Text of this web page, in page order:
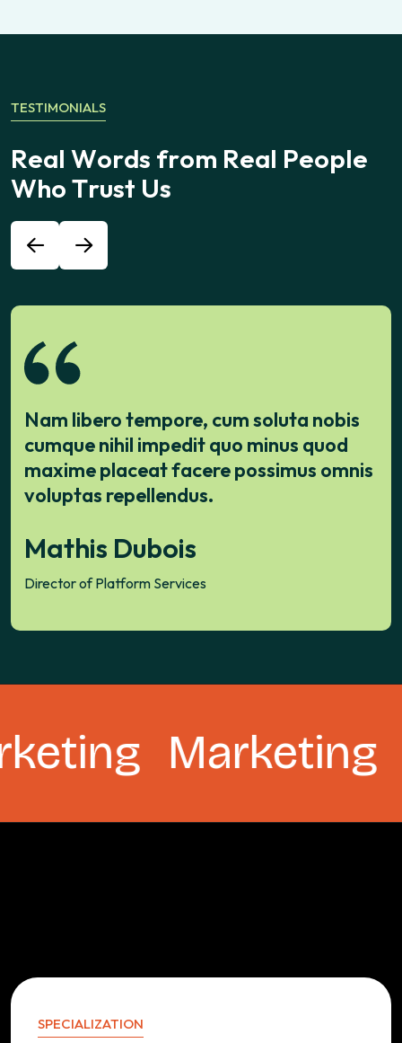
TESTIMONIALS
Real Words from Real People
WhoTrust Us
Nam libero tempore, cum soluta nobis
cumque nihil impedit quo minus quod
maxime placeat facere possimus omnis
voluptas repellendus.
Sophia Turner
Marketing Head
Marketing .
SPECIALIZATION